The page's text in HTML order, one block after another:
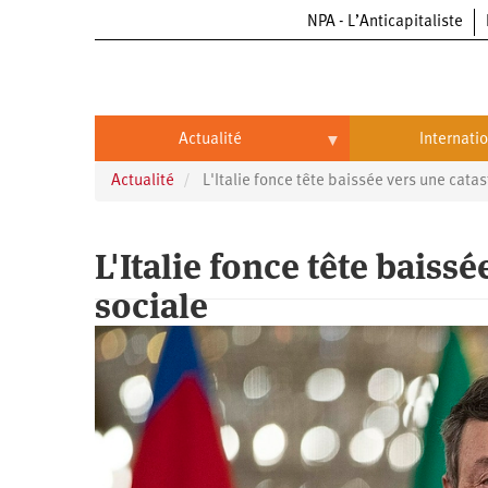
NPA - L’Anticapitaliste
Actualité
Actualité
Entreprises
Entreprises
Automobile
Aéronautique
Commerce
Oppressions
Oppressions
Antiracisme
Féminisme
Économie
Écologie
Éducation
International
Chine
États-
Continents
Continents
Afrique
Actualité L'Italie fonce tête baissée vers une
L'Italie fonce tête
sociale